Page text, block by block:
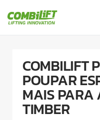
COMBILIFT
POUPAR
MAIS PARA
TIMBER